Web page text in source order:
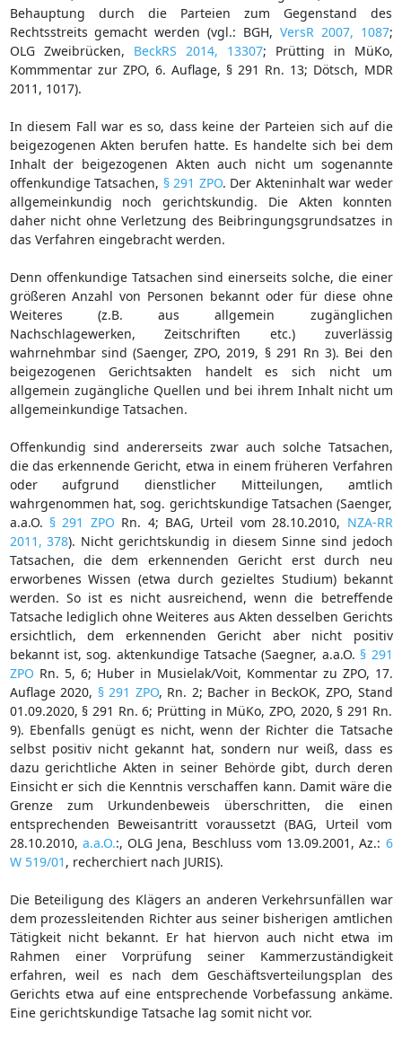
Behauptung durch die Parteien zum Gegenstand des
Rechtsstreits gemacht werden (vgl.: BGH, VersR 2007, 1087;
OLG Zweibrücken, BeckRS 2014, 13307; Prütting in MüKo,
Kommmentar zur ZPO, 6. Auflage, § 291 Rn. 13; Dötsch, MDR
2011, 1017).
In diesem Fall war es so, dass keine der Parteien sich auf die
beigezogenen Akten berufen hatte. Es handelte sich bei dem
Inhalt der beigezogenen Akten auch nicht um sogenannte
offenkundige Tatsachen, § 291 ZPO. Der Akteninhalt war weder
allgemeinkundig noch gerichtskundig. Die Akten konnten
daher nicht ohne Verletzung des Beibringungsgrundsatzes in
das Verfahren eingebracht werden.
Denn offenkundige Tatsachen sind einerseits solche, die einer
größeren Anzahl von Personen bekannt oder für diese ohne
Weiteres (z.B. aus allgemein zugänglichen
Nachschlagewerken, Zeitschriften etc.) zuverlässig
wahrnehmbar sind (Saenger, ZPO, 2019, § 291 Rn 3). Bei den
beigezogenen Gerichtsakten handelt es sich nicht um
allgemein zugängliche Quellen und bei ihrem Inhalt nicht um
allgemeinkundige Tatsachen.
Offenkundig sind andererseits zwar auch solche Tatsachen,
die das erkennende Gericht, etwa in einem früheren Verfahren
oder aufgrund dienstlicher Mitteilungen, amtlich
wahrgenommen hat, sog. gerichtskundige Tatsachen (Saenger,
a.a.O. § 291 ZPO Rn. 4; BAG, Urteil vom 28.10.2010, NZA-RR
2011, 378). Nicht gerichtskundig in diesem Sinne sind jedoch
Tatsachen, die dem erkennenden Gericht erst durch neu
erworbenes Wissen (etwa durch gezieltes Studium) bekannt
werden. So ist es nicht ausreichend, wenn die betreffende
Tatsache lediglich ohne Weiteres aus Akten desselben Gerichts
ersichtlich, dem erkennenden Gericht aber nicht positiv
bekannt ist, sog. aktenkundige Tatsache (Saegner, a.a.O. § 291
ZPO Rn. 5, 6; Huber in Musielak/Voit, Kommentar zu ZPO, 17.
Auflage 2020, § 291 ZPO, Rn. 2; Bacher in BeckOK, ZPO, Stand
01.09.2020, § 291 Rn. 6; Prütting in MüKo, ZPO, 2020, § 291 Rn.
9). Ebenfalls genügt es nicht, wenn der Richter die Tatsache
selbst positiv nicht gekannt hat, sondern nur weiß, dass es
dazu gerichtliche Akten in seiner Behörde gibt, durch deren
Einsicht er sich die Kenntnis verschaffen kann. Damit wäre die
Grenze zum Urkundenbeweis überschritten, die einen
entsprechenden Beweisantritt voraussetzt (BAG, Urteil vom
28.10.2010, a.a.O.:, OLG Jena, Beschluss vom 13.09.2001, Az.: 6
W 519/01 , recherchiert nach JURIS).
Die Beteiligung des Klägers an anderen Verkehrsunfällen war
dem prozessleitenden Richter aus seiner bisherigen amtlichen
Tätigkeit nicht bekannt. Er hat hiervon auch nicht etwa im
Rahmen einer Vorprüfung seiner Kammerzuständigkeit
erfahren, weil es nach dem Geschäftsverteilungsplan des
Gerichts etwa auf eine entsprechende Vorbefassung ankäme.
Eine gerichtskundige Tatsache lag somit nicht vor.